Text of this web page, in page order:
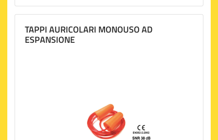
TAPPI AURICOLARI MONOUSO AD
ESPANSIONE